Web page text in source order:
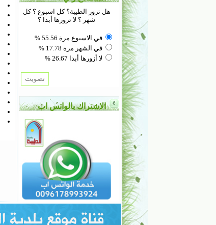
هل تزور الطيبة؟ كل اسبوع ؟ كل
شهر ؟ لا تزورها أبدا ؟
في الاسبوع مرة 55.56 %
في الشهر مرة 17.78 %
لا أزورها أبدا 26.67 %
الاشتراك بالواتس اب